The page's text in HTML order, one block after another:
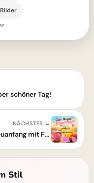
schöner Tag!
NÄCHSTES →
Guten Morgen, Donnerstag! Ein Neuanfang mit Freude
Stil